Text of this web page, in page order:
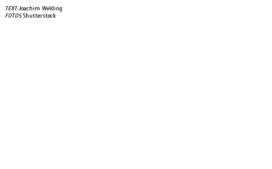
TEXTJoachim Welding
FOTOSShutterstock